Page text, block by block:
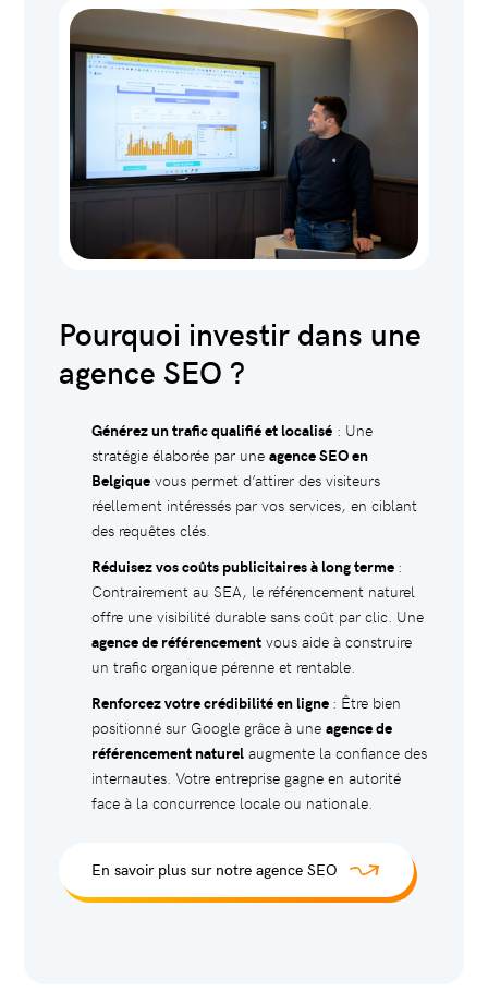
Pourquoi investir dans une
agence SEO ?
Générez un trafic qualifié et localisé: Une
stratégie élaborée par une agence SEO en
Belgiquevous permet d’attirer des visiteurs
réellement intéressés par vos services, en ciblant
des requêtes clés.
Réduisez vos coûts publicitaires à long terme :
Contrairement au SEA, le référencement naturel
offre une visibilité durable sans coût par clic. Une
agence de référencementvous aide à construire
un trafic organique pérenne et rentable.
Renforcez votre crédibilité en ligne : Être bien
positionné sur Google grâce à une agence de
référencement naturelaugmente la confiance des
internautes. Votre entreprise gagne en autorité
face à la concurrence locale ou nationale.
En savoir plus sur notre agence SEO